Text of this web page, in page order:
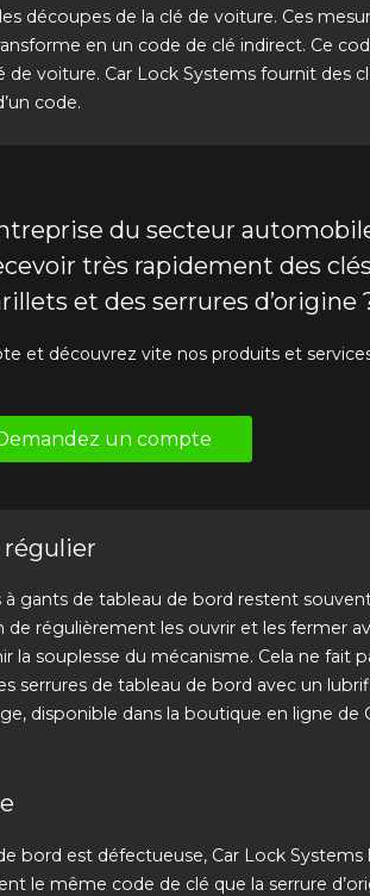
découpes de la clé de voiture. Ces
en un code de clé indirect. Ce
de voiture. Car Lock Systems fournit des
code.
du secteur
très rapidement des
et des serrures d’origine
et découvrez vite nos produits et
un compte
régulier
gants de tableau de bord restent
régulièrement les ouvrir et les fermer
souplesse du mécanisme. Cela ne fait
serrures de tableau de bord avec un
disponible dans la boutique en ligne de
bord est défectueuse, Car Lock Systems
le même code de clé que la serrure